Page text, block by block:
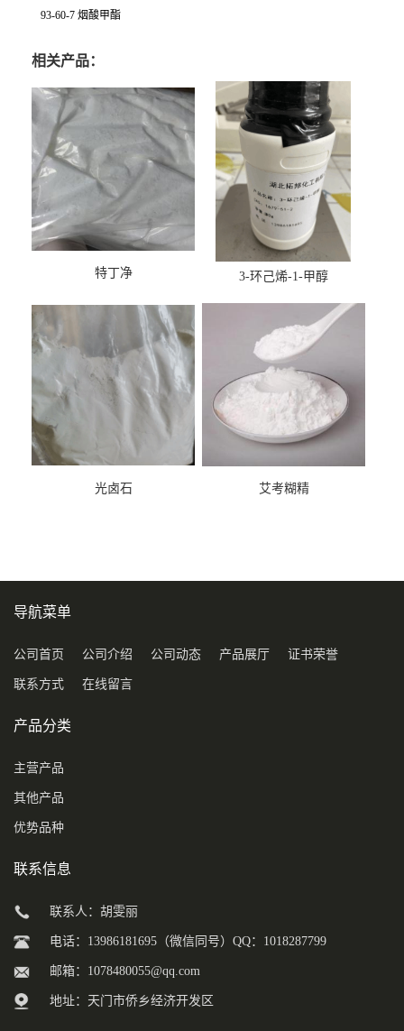
93-60-7 烟酸甲酯
相关产品：
特丁净 3-环己烯-1-甲醇
光卤石 艾考糊精
导航菜单
公司首页 公司介绍 公司动态 产品展厅 证书荣誉
联系方式 在线留言
产品分类
主营产品
其他产品
优势品种
联系信息
联系人：胡雯丽
电话：13986181695（微信同号）QQ：1018287799
邮箱： 1078480055@qq.com
地址：天门市侨乡经济开发区